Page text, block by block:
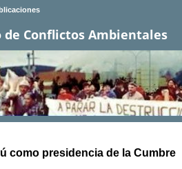
Conflictos Ambientales
como presidencia de la Cumbre